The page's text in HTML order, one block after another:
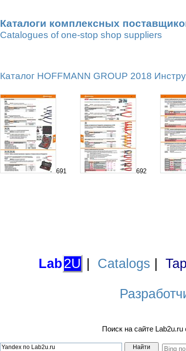
Каталоги комплексных
Catalogues of one-stop shop suppliers
Каталог HOFFMANN GROUP 2018
691 692
Lab2U Catalogs
Поиск на сайте